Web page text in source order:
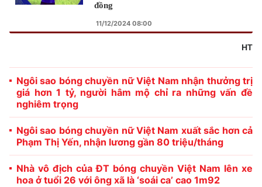
đồng
11/12/2024 08:00
HT
Ngôi sao bóng chuyền nữ Việt Nam nhận thưởng trị
giá hơn 1 tỷ, người hâm mộ chỉ ra những vấn đề
nghiêm trọng
Ngôi sao bóng chuyền nữ Việt Nam xuất sắc hơn cả
Phạm Thị Yến, nhận lương gần 80 triệu/tháng
Nhà vô địch của ĐT bóng chuyền Việt Nam lên xe
hoa ở tuổi 26 với ông xã là ‘soái ca’ cao 1m92